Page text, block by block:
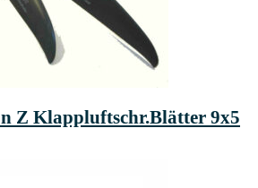
Z Klappluftschr.Blätter 9x5